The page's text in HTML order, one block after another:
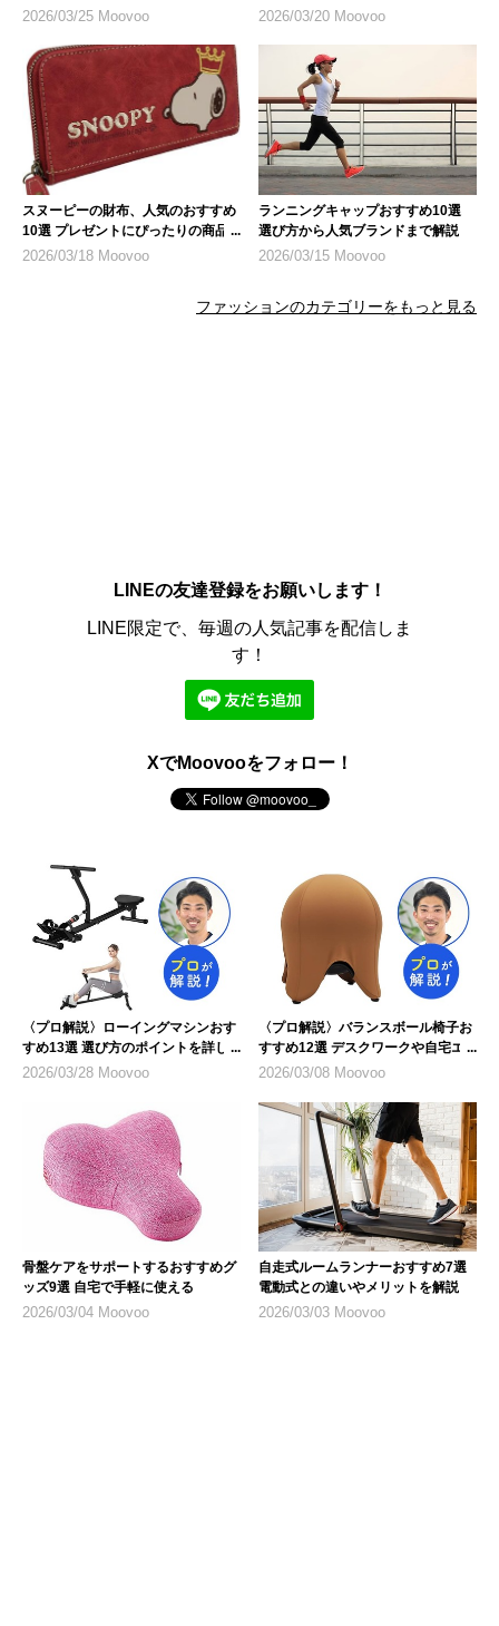
2026/03/25 Moovoo
2026/03/20 Moovoo
スヌーピーの財布、人気のおすすめ
10選 プレゼントにぴったりの商品
も
2026/03/18 Moovoo
ランニングキャップおすすめ10選
選び方から人気ブランドまで解説
2026/03/15 Moovoo
ファッションのカテゴリーをもっと見る
LINEの友達登録をお願いします！
LINE限定で、毎週の人気記事を配信しま
す！
XでMoovooをフォロー！
〈プロ解説〉ローイングマシンおす
すめ13選 選び方のポイントを詳し
く紹介
2026/03/28 Moovoo
〈プロ解説〉バランスボール椅子お
すすめ12選 デスクワークや自宅エ
クササイズに
2026/03/08 Moovoo
骨盤ケアをサポートするおすすめグ
ッズ9選 自宅で手軽に使える
2026/03/04 Moovoo
自走式ルームランナーおすすめ7選
電動式との違いやメリットを解説
2026/03/03 Moovoo